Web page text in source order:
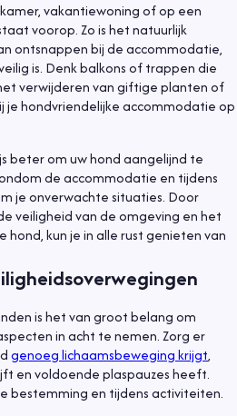
vakantiewoning of op een
voorop. Zo is het natuurlijk
ontsnappen bij de accommodatie,
is. Denk balkons of trappen die
verwijderen van giftige planten of
je hondvriendelijke accommodatie op
beter om uw hond aangelijnd te
de accommodatie en tijdens
je onverwachte situaties. Door
veiligheid van de omgeving en het
kun je in alle rust genieten van
is het van groot belang om
in acht te nemen. Zorg er
genoeg lichaamsbeweging krijgt,
en voldoende plaspauzes heeft.
bestemming en tijdens activiteiten.